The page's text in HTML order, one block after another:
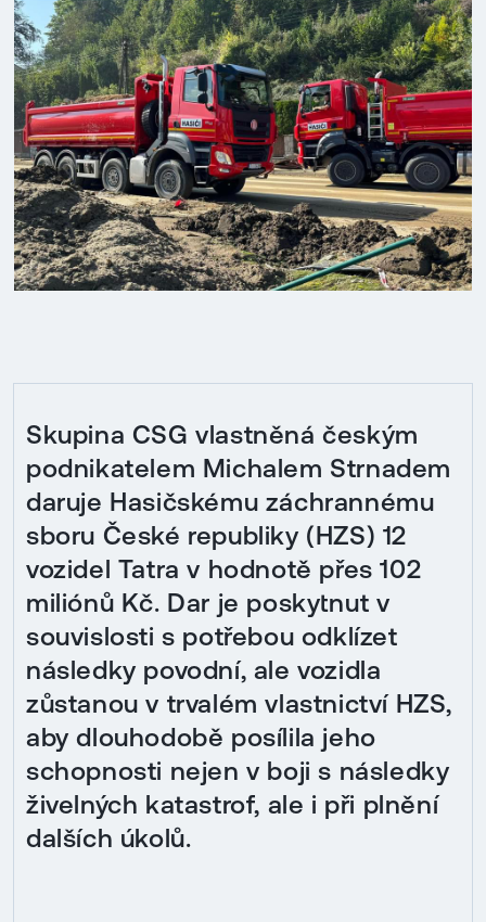
Skupina CSG vlastněná českým
podnikatelem Michalem Strnadem
daruje Hasičskému záchrannému
sboru České republiky (HZS) 12
vozidel Tatra v hodnotě přes 102
miliónů Kč. Dar je poskytnut v
souvislosti s potřebou odklízet
následky povodní, ale vozidla
zůstanou v trvalém vlastnictví HZS,
aby dlouhodobě posílila jeho
schopnosti nejen v boji s následky
živelných katastrof, ale i při plnění
dalších úkolů.